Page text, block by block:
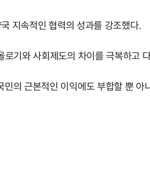
지속적인 협력의 성과를 강조했다.
기와 사회제도의 차이를 극복하고
의 근본적인 이익에도 부합할 뿐